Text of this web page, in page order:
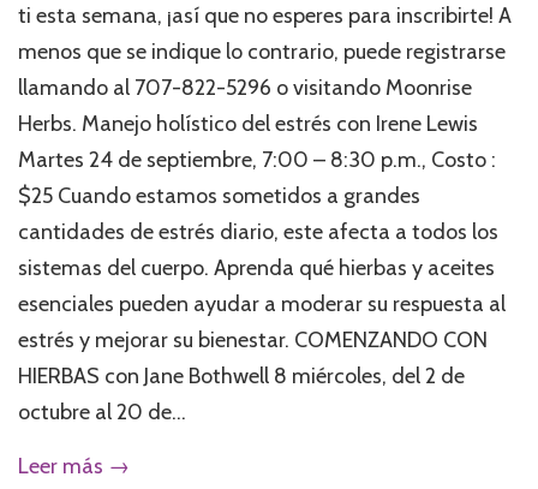
ti esta semana, ¡así que no esperes para inscribirte! A
menos que se indique lo contrario, puede registrarse
llamando al 707-822-5296 o visitando Moonrise
Herbs. Manejo holístico del estrés con Irene Lewis
Martes 24 de septiembre, 7:00 – 8:30 p.m., Costo :
$25 Cuando estamos sometidos a grandes
cantidades de estrés diario, este afecta a todos los
sistemas del cuerpo. Aprenda qué hierbas y aceites
esenciales pueden ayudar a moderar su respuesta al
estrés y mejorar su bienestar. COMENZANDO CON
HIERBAS con Jane Bothwell 8 miércoles, del 2 de
octubre al 20 de...
Leer más →